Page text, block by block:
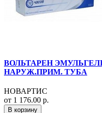
ВОЛЬТАРЕН ЭМУЛЬГЕЛЬ
НАРУЖ.ПРИМ. ТУБА
НОВАРТИС
от 1 176.00 р.
В корзину